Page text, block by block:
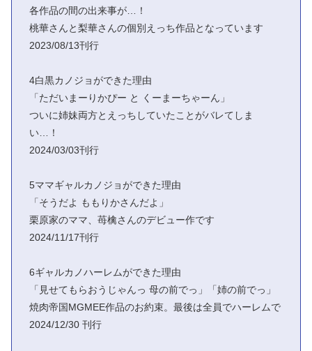
各作品の間の出来事が…！
桃華さんと梨華さんの個別えっち作品となっています
2023/08/13刊行
4白黒カノジョができた理由
「ただいまーりかぴー と くーまーちゃーん」
ついに姉妹両方とえっちしていたことがバレてしま
い…！
2024/03/03刊行
5ママギャルカノジョができた理由
「そうだよ ももりかさんだよ」
栗原家のママ、苺檎さんのデビュー作です
2024/11/17刊行
6ギャルカノハーレムができた理由
「見せてもらおうじゃんっ 母の前でっ」「姉の前でっ」
焼肉帝国MGMEE作品のお約束。最後は全員でハーレムで
2024/12/30 刊行